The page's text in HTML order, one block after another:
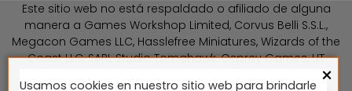
Este sitio web no está respaldado o afiliado de alguna
manera a Games Workshop Limited, Corvus Belli S.S.L.,
Megacon Games LLC, Hasslefree Miniatures, Wizards of the
Coast LLC, SARL Studio Tomahawk, Osprey Games, HT
×
Usamos cookies en nuestro sitio web para brindarle